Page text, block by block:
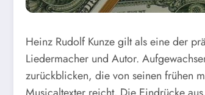
Heinz Rudolf Kunze gilt als eine der
Liedermacher und Autor.
zurückblicken, die von seinen frühen